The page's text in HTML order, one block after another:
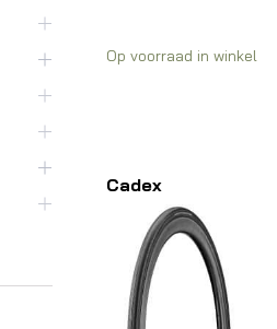
Op voorraad in winkel
Cadex